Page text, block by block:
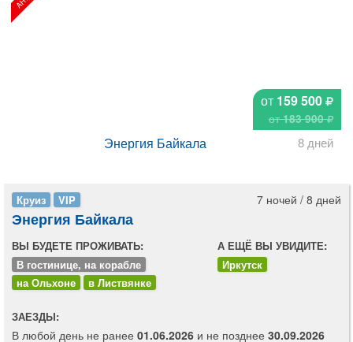
от 159 500
от183 900
8 дней
Энергия Байкала
7 ночей / 8 дней
Круиз VIP
Энергия Байкала
ВЫ БУДЕТЕ ПРОЖИВАТЬ:
В гостинице, на корабле
на Ольхоне
в Листвянке
А ЕЩЁ ВЫ УВИДИТЕ:
Иркутск
ЗАЕЗДЫ:
В любой день не ранее 01.06.2026 и не позднее 30.09.2026